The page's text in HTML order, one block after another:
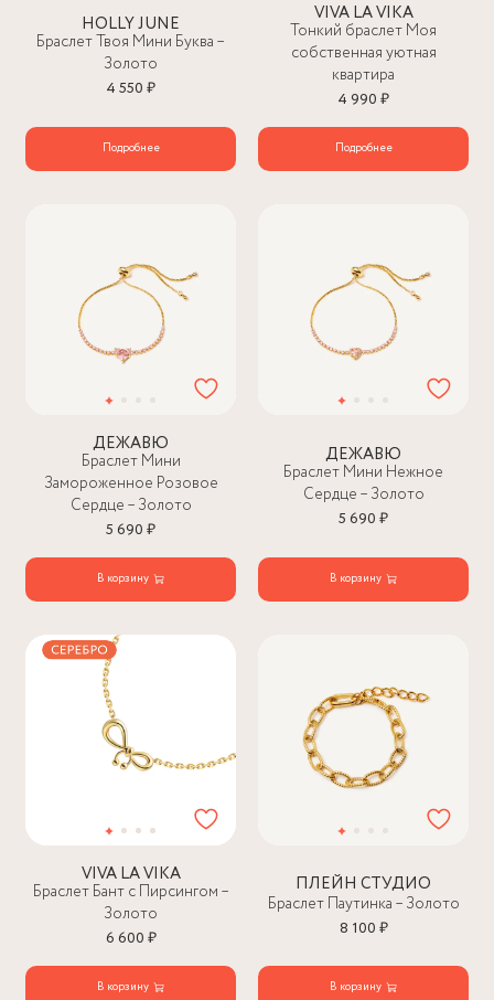
HOLLY JUNE
Браслет Твоя Мини Буква –
Золото
4 550 ₽
Подробнее
VIVA LA VIKA
Тонкий браслет Моя
собственная уютная
квартира
4 990 ₽
Подробнее
ДЕЖАВЮ
Браслет Мини
Замороженное Розовое
Сердце – Золото
5 690 ₽
В корзину
ДЕЖАВЮ
Браслет Мини Нежное
Сердце – Золото
5 690 ₽
В корзину
VIVA LA VIKA
Браслет Бант с Пирсингом –
Золото
6 600 ₽
В корзину
ПЛЕЙН СТУДИО
Браслет Паутинка – Золото
8 100 ₽
В корзину